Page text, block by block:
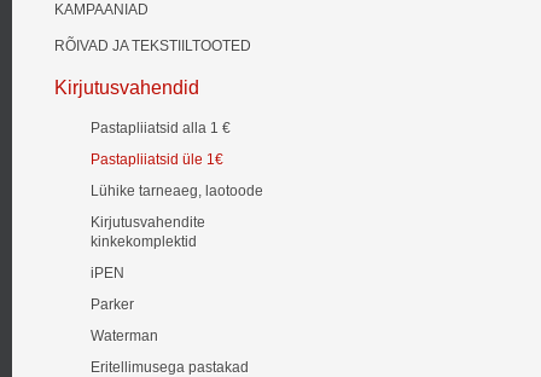
KAMPAANIAD
RÕIVAD JA TEKSTIILTOOTED
Kirjutusvahendid
Pastapliiatsid alla 1 €
Pastapliiatsid üle 1€
Lühike tarneaeg, laotoode
Kirjutusvahendite
kinkekomplektid
iPEN
Parker
Waterman
Eritellimusega pastakad